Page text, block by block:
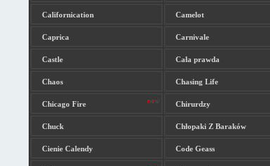
Californication Camelot
Caprica Carnivale
Castle Cała prawda
Chaos Chasing Life
Chicago Fire Chirurdzy
Chuck Chłopaki Z Baraków
Cienie Calendy Code Geass